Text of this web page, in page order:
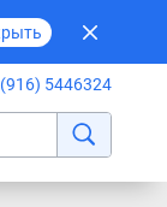
5446324